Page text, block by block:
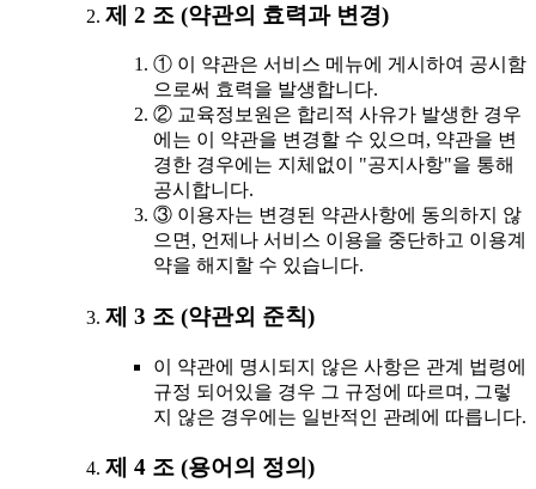
제 2 조 (약관의 효력과 변경)
① 이 약관은 서비스 메뉴에 게시하여 공시함
으로써 효력을 발생합니다.
② 교육정보원은 합리적 사유가 발생한 경우
에는 이 약관을 변경할 수 있으며, 약관을 변
경한 경우에는 지체없이 "공지사항"을 통해
공시합니다.
③ 이용자는 변경된 약관사항에 동의하지 않
으면, 언제나 서비스 이용을 중단하고 이용계
약을 해지할 수 있습니다.
제 3 조 (약관외 준칙)
이 약관에 명시되지 않은 사항은 관계 법령에
규정 되어있을 경우 그 규정에 따르며, 그렇
지 않은 경우에는 일반적인 관례에 따릅니다.
제 4 조 (용어의 정의)